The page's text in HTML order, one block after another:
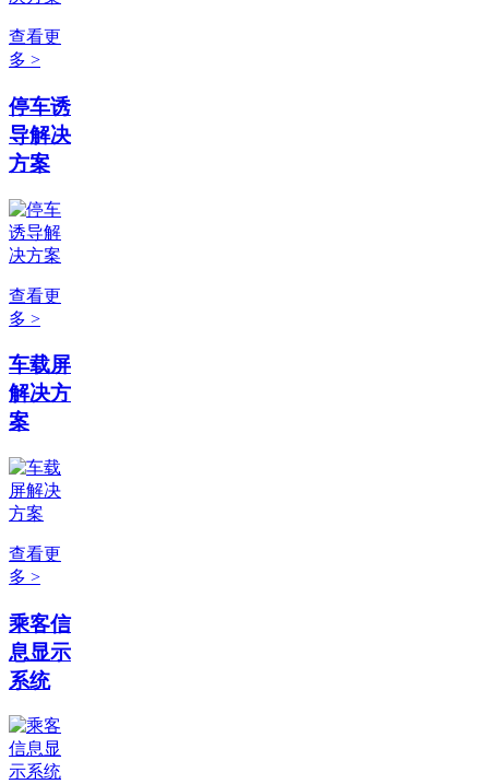
查看更
多 >
停车诱
导解决
方案
查看更
多 >
车载屏
解决方
案
查看更
多 >
乘客信
息显示
系统